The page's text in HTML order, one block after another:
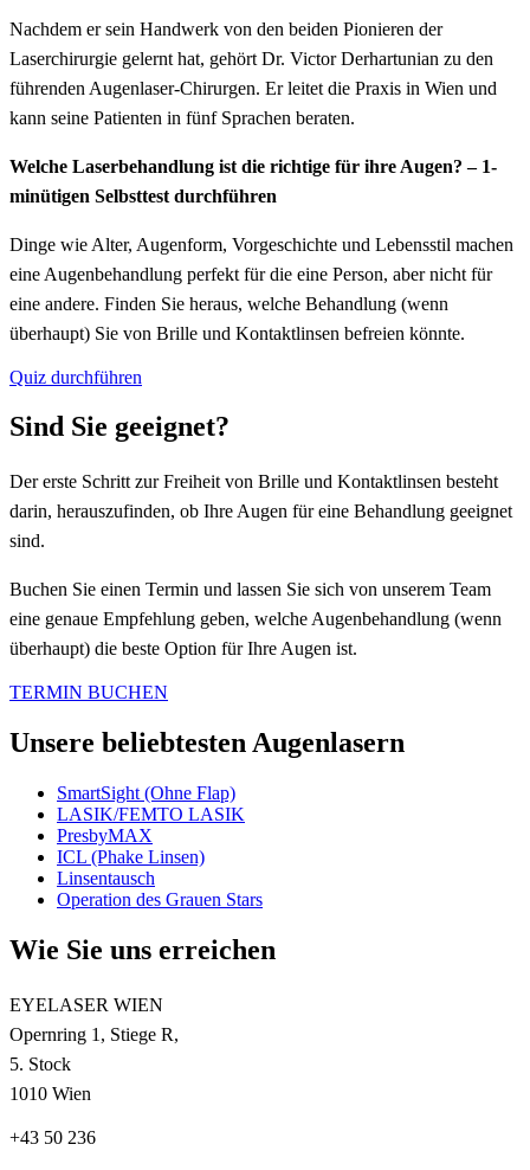
Nachdem er sein Handwerk von den beiden Pionieren der
Laserchirurgie gelernt hat, gehört Dr. Victor Derhartunian zu den
führenden Augenlaser-Chirurgen. Er leitet die Praxis in Wien und
kann seine Patienten in fünf Sprachen beraten.
Welche Laserbehandlung ist die richtige für ihre Augen? – 1-
minütigen Selbsttest durchführen
Dinge wie Alter, Augenform, Vorgeschichte und Lebensstil machen
eine Augenbehandlung perfekt für die eine Person, aber nicht für
eine andere. Finden Sie heraus, welche Behandlung (wenn
überhaupt) Sie von Brille und Kontaktlinsen befreien könnte.
Quiz durchführen
Sind Sie geeignet?
Der erste Schritt zur Freiheit von Brille und Kontaktlinsen besteht
darin, herauszufinden, ob Ihre Augen für eine Behandlung geeignet
sind.
Buchen Sie einen Termin und lassen Sie sich von unserem Team
eine genaue Empfehlung geben, welche Augenbehandlung (wenn
überhaupt) die beste Option für Ihre Augen ist.
TERMIN BUCHEN
Unsere beliebtesten Augenlasern
SmartSight (Ohne Flap)
LASIK/FEMTO LASIK
PresbyMAX
ICL (Phake Linsen)
Linsentausch
Operation des Grauen Stars
Wie Sie uns erreichen
EYELASER WIEN
Opernring 1, Stiege R,
5. Stock
1010 Wien
+43 50 236